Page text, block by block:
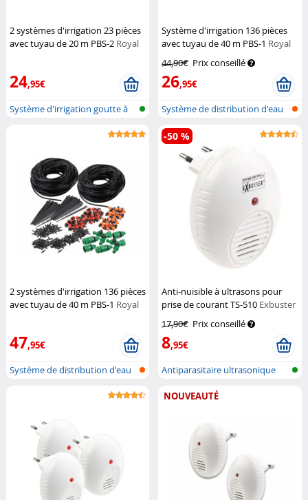
2 systèmes d'irrigation 23 pièces
avec tuyau de 20 m PBS-2 Royal
24,95€
Système d'irrigation goutte à
Système d'irrigation 136 pièces
avec tuyau de 40 m PBS-1 Royal
44,90€ Prix conseillé
26,95€
Système de distribution d'eau
par g...
2 systèmes d'irrigation 136 pièces
avec tuyau de 40 m PBS-1 Royal
47,95€
Système de distribution d'eau
Anti-nuisible à ultrasons pour
prise de courant TS-510 Exbuster
17,90€ Prix conseillé
8,95€
-50 %
Antiparasitaire ultrasonique
NOUVEAUTÉ